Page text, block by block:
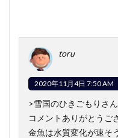
toru
2020年11月4日 7:50 AM
>雪国のひきごもりさん
コメントありがとうご
金魚は水質変化が速そ